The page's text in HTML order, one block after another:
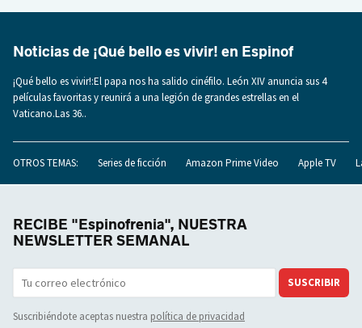
Noticias de ¡Qué bello es vivir! en Espinof
¡Qué bello es vivir!:El papa nos ha salido cinéfilo. León XIV anuncia sus 4
películas favoritas y reunirá a una legión de grandes estrellas en el
Vaticano.Las 36..
OTROS TEMAS: Series de ficción Amazon Prime Video Apple TV
RECIBE "Espinofrenia", NUESTRA
NEWSLETTER SEMANAL
SUSCRIBIR
Suscribiéndote aceptas nuestra política de privacidad